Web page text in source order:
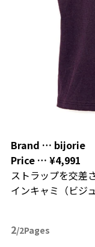
Brand … bijorie
Price … ¥4,991
ストラップを交差
インキャミ（ビジ
2/2Pages